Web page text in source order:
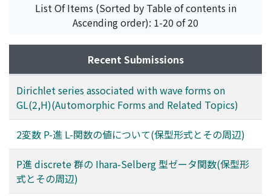
List Of Items (Sorted by Table of contents in
Ascending order): 1-20 of 20
Recent Submissions
Dirichlet series associated with wave forms on
GL(2,H)(Automorphic Forms and Related Topics)
2変数 P-進 L-関数の値について(保型形式とその周辺)
P進 discrete 群の Ihara-Selberg 型ゼータ関数(保型形
式とその周辺)